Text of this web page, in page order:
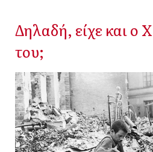
Δηλαδή, είχε και ο
του;